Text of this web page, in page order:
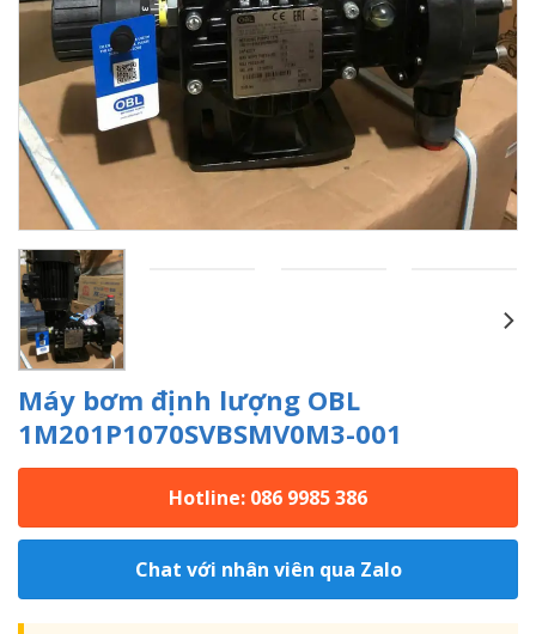
Máy bơm định lượng OBL
1M201P1070SVBSMV0M3-001
Hotline: 086 9985 386
Chat với nhân viên qua Zalo